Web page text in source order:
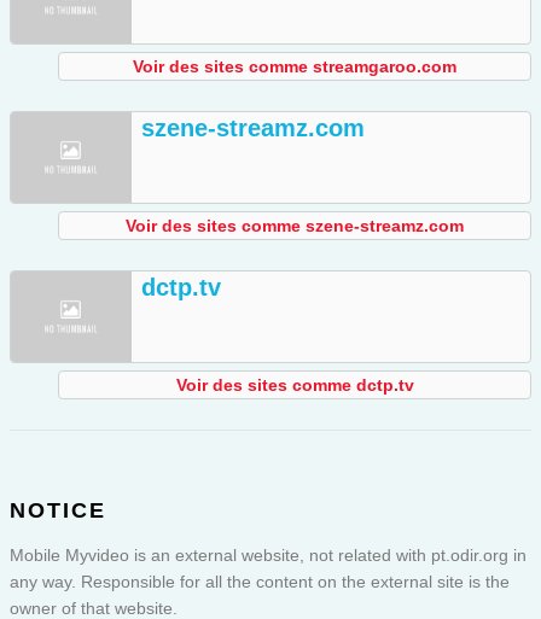
Voir des sites comme streamgaroo.com
szene-streamz.com
Voir des sites comme szene-streamz.com
dctp.tv
Voir des sites comme dctp.tv
NOTICE
Mobile Myvideo is an external website, not related with pt.odir.org in
any way. Responsible for all the content on the external site is the
owner of that website.